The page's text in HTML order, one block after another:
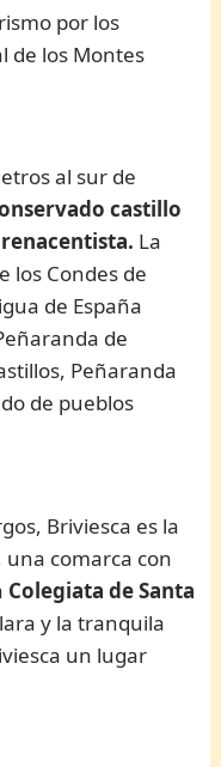
por los
de los Montes
al sur de
castillo
La
los Condes de
de España
de
Peñaranda
de pueblos
Briviesca es la
comarca con
Colegiata de Santa
y la tranquila
un lugar